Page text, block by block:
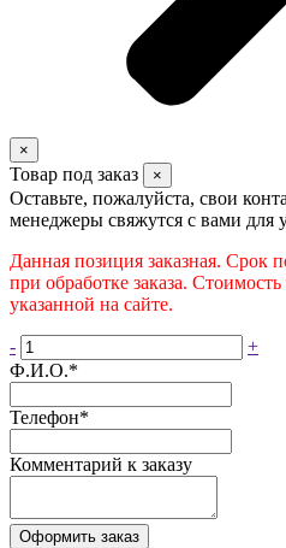
×
Товар под заказ ×
Оставьте, пожалуйста, свои
менеджеры свяжутся с вами для
Данная позиция заказная. Срок
при обработке заказа.
указанной на сайте.
-
+
Ф.И.О.*
Телефон*
Комментарий к заказу
Оформить заказ